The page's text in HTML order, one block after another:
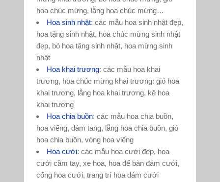
hoa chúc mừng, lẵng hoa chúc mừng…
Hoa sinh nhật: các mẫu hoa sinh nhật đẹp,
hoa tặng sinh nhật, hoa chúc mừng sinh nhật
đẹp, bó hoa tặng sinh nhật, hoa mừng sinh
nhật
Hoa khai trương: các mẫu hoa khai
trương, hoa chúc mừng khai trương: giỏ hoa
khai trương, lẵng hoa khai trương, kệ hoa
khai trương
Hoa chia buồn: các mẫu hoa chia buồn,
hoa viếng, đám tang, lẵng hoa chia buồn, giỏ
hoa chia buồn, vòng hoa viếng
Hoa cưới: các mẫu hoa cưới đẹp, hoa
cưới cầm tay, xe hoa, hoa để bàn đám cưới,
cổng hoa cưới, trang trí hoa đám cưới